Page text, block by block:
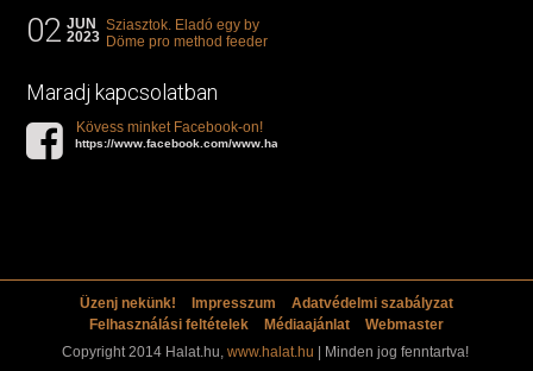
02 JUN
2023
Sziasztok. Eladó egy by
Döme pro method feeder
Maradj kapcsolatban
Kövess minket Facebook-on!
https://www.facebook.com/www.halat.hu
Üzenj nekünk! Impresszum
Adatvédelmi szabályzat
Felhasználási feltételek
Médiaajánlat
Webmaster
Copyright 2014 Halat.hu, www.halat.hu | Minden jog fenntartva!